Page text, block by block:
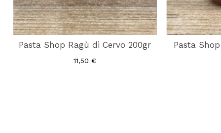
Pasta Shop Ragù di Cervo 200gr
11,50€
Pasta